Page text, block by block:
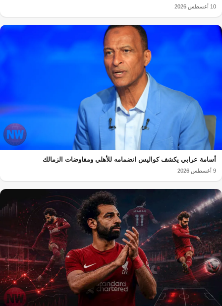
10 أغسطس 2026
أسامة عرابي يكشف كواليس انضمامه للأهلي ومفاوضات الزمالك
9 أغسطس 2026